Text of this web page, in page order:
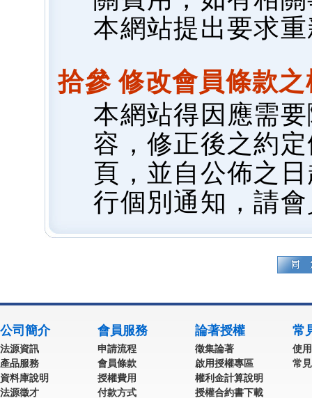
本網站提出要求
拾參 修改會員條款
本網站得因應需
容，修正後之約
頁，並自公佈之
行個別通知，請
公司簡介
法源資訊
產品服務
資料庫說明
法源徵才
會員服務
申請流程
會員條款
授權費用
付款方式
論著授權
徵集論著
啟用授權專區
權利金計算說明
授權合約書下載
常
使
常